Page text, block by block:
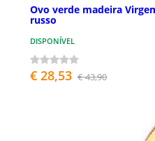
Ovo verde madeira
russo
DISPONÍVEL
€ 28,53 € 43,90